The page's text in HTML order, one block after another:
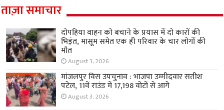
ताज़ा समाचार
दोपहिया वाहन को बचाने के प्रयास में दो कारों की
भिड़ंत, मासूम समेत एक ही परिवार के चार लोगों की
मौत
August 3, 2026
मांजलपुर विस उपचुनाव : भाजपा उम्मीदवार सतीश
पटेल, 11वें राउंड में 17,198 वोटों से आगे
August 3, 2026